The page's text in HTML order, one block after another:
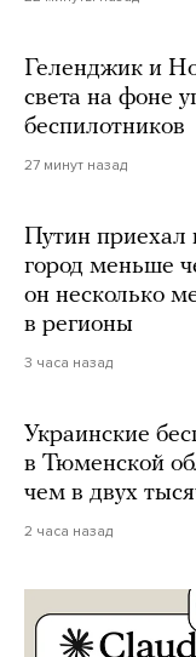
Геленджик и
света на фоне
беспилотников
27 минут назад
Путин приехал
город меньше
он несколько
в регионы
3 часа назад
Украинские
в Тюменской
чем в двух
2 часа назад